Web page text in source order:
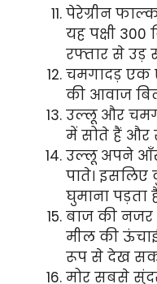
पेरेग्रीन
यह पक्षी 300
रफ्तार से उड़
चमगादड़ एक
की आवाज
उल्लू और
में सोते हैं और
उल्लू अपने
पाते।
घुमाना पड़ता
बाज की
मील की
रूप से देख
मोर सबसे